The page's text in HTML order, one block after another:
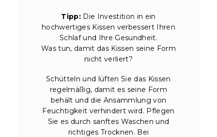
Tipp: Die Investition in ein
hochwertiges Kissen verbessert Ihren
Schlaf und Ihre Gesundheit.
Was tun, damit das Kissen seine Form
nicht verliert?
Schütteln und lüften Sie das Kissen
regelmäßig, damit es seine Form
behält und die Ansammlung von
Feuchtigkeit verhindert wird. Pflegen
Sie es durch sanftes Waschen und
richtiges Trocknen. Bei